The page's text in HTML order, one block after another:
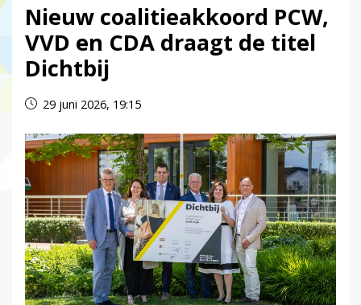
Nieuw coalitieakkoord PCW,
VVD en CDA draagt de titel
Dichtbij
29 juni 2026, 19:15